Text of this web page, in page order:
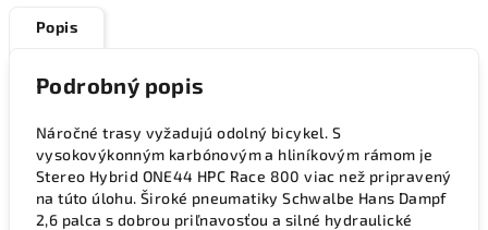
Popis
Podrobný popis
Náročné trasy vyžadujú odolný bicykel. S
vysokovýkonným karbónovým a hliníkovým rámom je
Stereo Hybrid ONE44 HPC Race 800 viac než pripravený
na túto úlohu. Široké pneumatiky Schwalbe Hans Dampf
2,6 palca s dobrou priľnavosťou a silné hydraulické